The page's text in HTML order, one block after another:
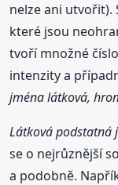
nelze ani utvořit).
které jsou
tvoří množné
intenzity a
jména látková,
Látková podstatná
se o nejrůznější
a podobně.